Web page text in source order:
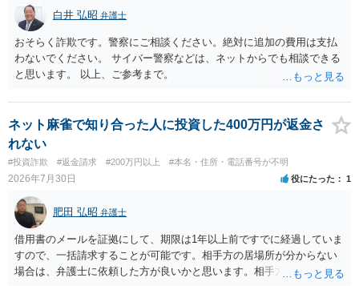
白井 弘昭 弁護士
おそらく詐欺です。警察にご相談ください。絶対に追加の費用は支払
わないでください。 サイバー警察などは、ネットからでも相談できる
と思います。 以上、ご参考まで。
ネット麻雀で知り合った人に投資した400万円が返金さ
れない
#投資詐欺 #返金請求 #200万円以上 #本名・住所・電話番号が不明
2026年7月30日 役にたった 1
肥田 弘昭 弁護士
借用書のメールを証拠にして、期限は1年以上前ですでに経過していま
すので、一括請求することが可能です。相手方の居場所が分からない
場合は、弁護士に依頼した方が良いかと思います。相手方の居場所が